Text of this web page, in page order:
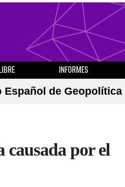
INFORMES
de Geopolítica
causada por el